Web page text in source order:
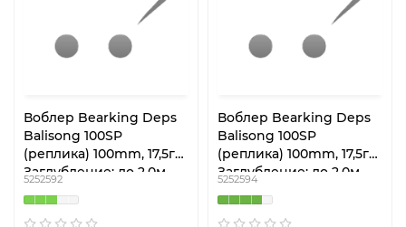
Воблер Bearking Deps
Balisong 100SP
(реплика) 100mm, 17,5гр
Заглубление: до 2.0м
5252592
Воблер Bearking Deps
Balisong 100SP
(реплика) 100mm, 17,5гр
Заглубление: до 2.0м
5252594